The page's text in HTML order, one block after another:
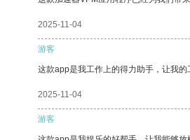
2025-11-04
游客
这款app是我工作上的得力助手，让我的
2025-11-04
游客